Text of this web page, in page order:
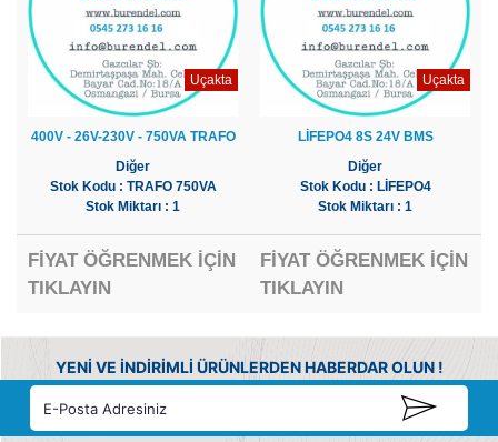
Uçakta
400V - 26V-230V - 750VA TRAFO
Diğer
Stok Kodu : TRAFO 750VA
Stok Miktarı : 1
FİYAT ÖĞRENMEK İÇİN
TIKLAYIN
Uçakta
LİFEPO4 8S 24V BMS
Diğer
Stok Kodu : LİFEPO4
Stok Miktarı : 1
FİYAT ÖĞRENMEK İÇİN
TIKLAYIN
YENİ VE İNDİRİMLİ ÜRÜNLERDEN HABERDAR OLUN !